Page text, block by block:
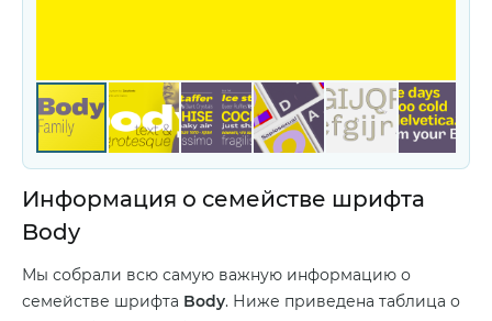
Информация о семействе шрифта
Body
Мы собрали всю самую важную информацию о
семействе шрифта Body. Ниже приведена таблица о